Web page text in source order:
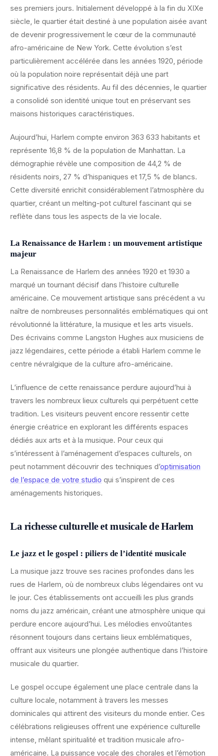
ses premiers jours. Initialement développé à la fin du XIXe
siècle, le quartier était destiné à une population aisée avant
de devenir progressivement le cœur de la communauté
afro-américaine de New York. Cette évolution s’est
particulièrement accélérée dans les années 1920, période
où la population noire représentait déjà une part
significative des résidents. Au fil des décennies, le quartier
a consolidé son identité unique tout en préservant ses
maisons historiques caractéristiques.
Aujourd’hui, Harlem compte environ 363 633 habitants et
représente 16,8 % de la population de Manhattan. La
démographie révèle une composition de 44,2 % de
résidents noirs, 27 % d’hispaniques et 17,5 % de blancs.
Cette diversité enrichit considérablement l’atmosphère du
quartier, créant un melting-pot culturel fascinant qui se
reflète dans tous les aspects de la vie locale.
La Renaissance de Harlem : un mouvement artistique
majeur
La Renaissance de Harlem des années 1920 et 1930 a
marqué un tournant décisif dans l’histoire culturelle
américaine. Ce mouvement artistique sans précédent a vu
naître de nombreuses personnalités emblématiques qui ont
révolutionné la littérature, la musique et les arts visuels.
Des écrivains comme Langston Hughes aux musiciens de
jazz légendaires, cette période a établi Harlem comme le
centre névralgique de la culture afro-américaine.
L’influence de cette renaissance perdure aujourd’hui à
travers les nombreux lieux culturels qui perpétuent cette
tradition. Les visiteurs peuvent encore ressentir cette
énergie créatrice en explorant les différents espaces
dédiés aux arts et à la musique. Pour ceux qui
s’intéressent à l’aménagement d’espaces culturels, on
peut notamment découvrir des techniques d’optimisation
de l’espace de votre studio qui s’inspirent de ces
aménagements historiques.
La richesse culturelle et musicale de Harlem
Le jazz et le gospel : piliers de l’identité musicale
La musique jazz trouve ses racines profondes dans les
rues de Harlem, où de nombreux clubs légendaires ont vu
le jour. Ces établissements ont accueilli les plus grands
noms du jazz américain, créant une atmosphère unique qui
perdure encore aujourd’hui. Les mélodies envoûtantes
résonnent toujours dans certains lieux emblématiques,
offrant aux visiteurs une plongée authentique dans l’histoire
musicale du quartier.
Le gospel occupe également une place centrale dans la
culture locale, notamment à travers les messes
dominicales qui attirent des visiteurs du monde entier. Ces
célébrations religieuses offrent une expérience culturelle
intense, mêlant spiritualité et tradition musicale afro-
américaine. La puissance vocale des chorales et l’émotion